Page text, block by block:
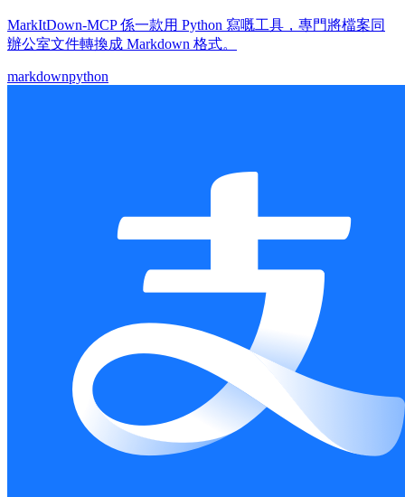
MarkItDown-MCP 係一款用 Python 寫嘅工具，專門將檔案同
辦公室文件轉換成 Markdown 格式。
markdownpython